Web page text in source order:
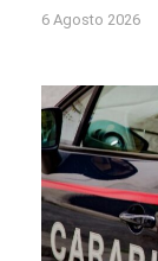
6 Agosto 2026